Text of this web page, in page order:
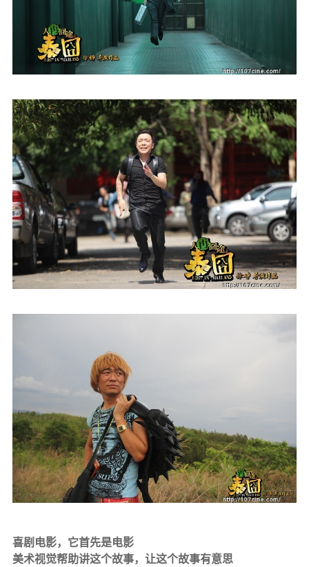
喜剧电影，它首先是电影
美术视觉帮助讲这个故事，让这个故事有意思